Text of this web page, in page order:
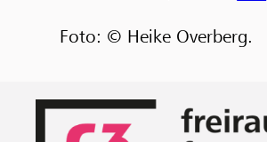
Foto: © Heike Overberg.